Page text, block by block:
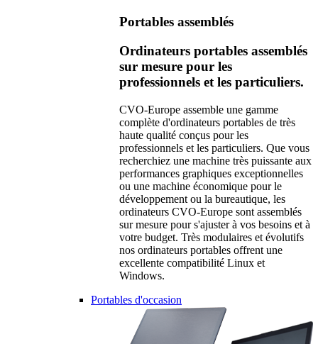
Portables assemblés
Ordinateurs portables assemblés
sur mesure pour les
professionnels et les particuliers.
CVO-Europe assemble une gamme
complète d'ordinateurs portables de très
haute qualité conçus pour les
professionnels et les particuliers. Que vous
recherchiez une machine très puissante aux
performances graphiques exceptionnelles
ou une machine économique pour le
développement ou la bureautique, les
ordinateurs CVO-Europe sont assemblés
sur mesure pour s'ajuster à vos besoins et à
votre budget. Très modulaires et évolutifs
nos ordinateurs portables offrent une
excellente compatibilité Linux et
Windows.
Portables d'occasion